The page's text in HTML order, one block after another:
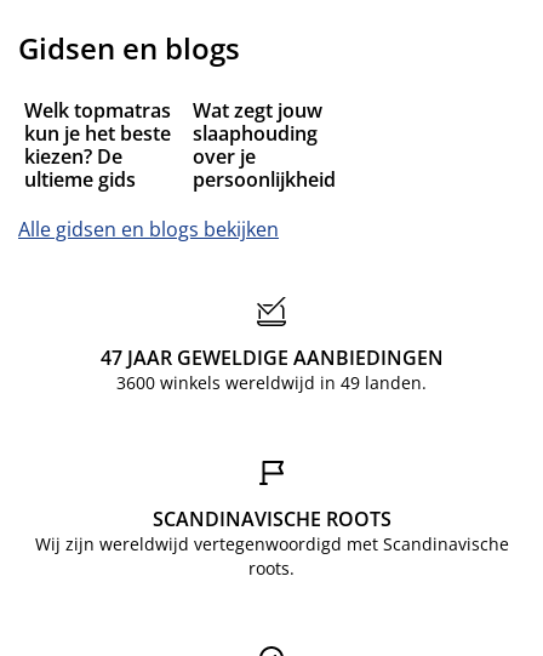
Gidsen en blogs
Welk topmatras
kun je het beste
kiezen? De
ultieme gids
Wat zegt jouw
slaaphouding
over je
persoonlijkheid
Alle gidsen en blogs bekijken
47 JAAR GEWELDIGE AANBIEDINGEN
3600 winkels wereldwijd in 49 landen.
SCANDINAVISCHE ROOTS
Wij zijn wereldwijd vertegenwoordigd met Scandinavische
roots.